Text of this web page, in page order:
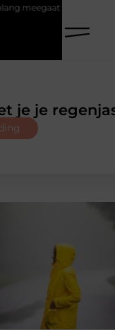
Renovlies
je je